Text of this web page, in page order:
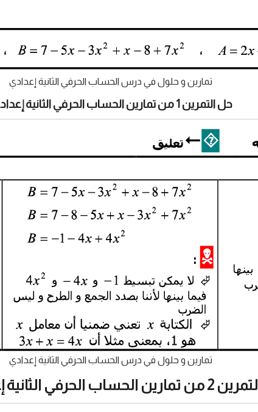
تمارين و حلول في درس الحساب الحرفي الثانية إعدادي
حل التمرين 1 من تمارين الحساب الحرفي الثانية إعدادي:
تمارين و حلول في درس الحساب الحرفي الثانية إعدادي
التمرين 2 من تمارين الحساب الحرفي الثانية إعدادي: